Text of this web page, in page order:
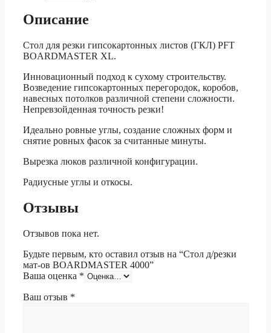
Описание
Стол для резки гипсокартонных листов (ГКЛ) PFT
BOARDMASTER XL.
Инновационный подход к сухому строительству.
Возведение гипсокартонных перегородок, коробов,
навесных потолков различной степени сложности.
Непревзойденная точность резки!
Идеально ровные углы, создание сложных форм и
снятие ровных фасок за считанные минуты.
Вырезка люков различной конфигурации.
Радиусные углы и откосы.
Отзывы
Отзывов пока нет.
Будьте первым, кто оставил отзыв на “Стол д/резки
мат-ов BOARDMASTER 4000”
Ваша оценка *
Ваш отзыв *